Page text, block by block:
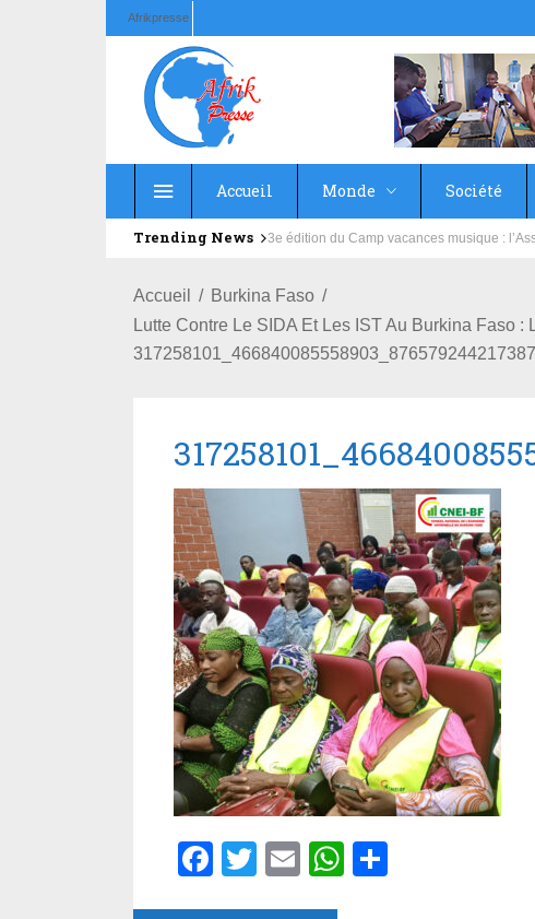
Afrikpresse
Accueil Monde Société
Trending News Education : la fédération de la Russie
Accueil
Burkina Faso
Lutte Contre Le SIDA Et Les IST Au Burkina Faso
Facebook
Twitter
EmailWhatsApp